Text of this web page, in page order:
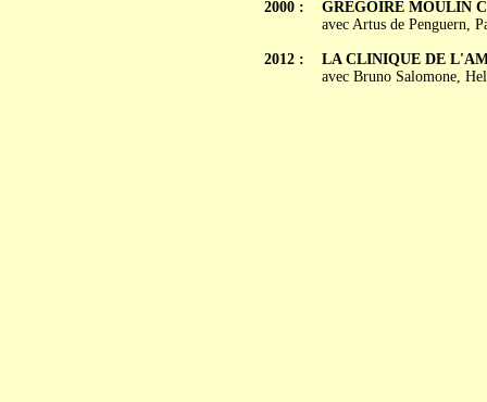
2000 :
2012 :
GRÉGOIRE MOULIN
avec Artus de Penguern,
LA CLINIQUE DE
avec Bruno Salomone,